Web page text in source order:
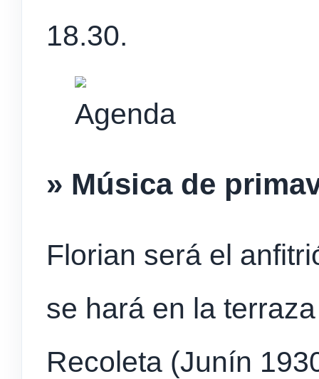
18.30.
» Música de
Florian será el
se hará en la
Recoleta (Junín